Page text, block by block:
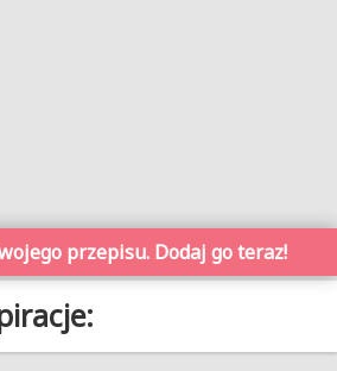
przepisu. Dodaj go teraz!